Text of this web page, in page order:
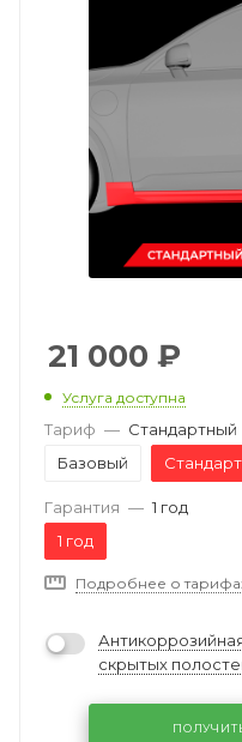
21 000 ₽
Услуга доступна
Тариф — Стандартный
Базовый
Гарантия — 1 год
1 год
Подробнее о
скрытых